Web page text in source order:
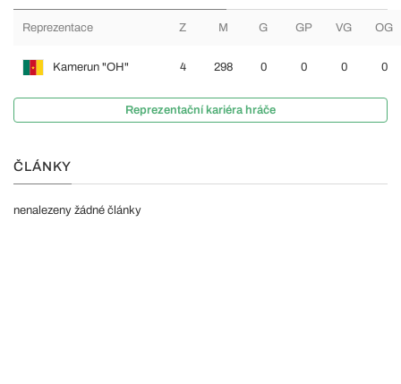
Reprezentace Z M G GP VG OG
Kamerun "OH" 4 298 0 0 0 0
Reprezentační kariéra hráče
ČLÁNKY
nenalezeny žádné články